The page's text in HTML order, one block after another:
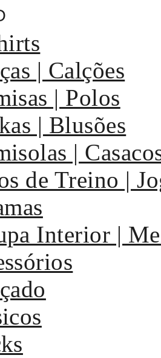
| Calções
| Polos
| Blusões
|
de Treino |
Interior |